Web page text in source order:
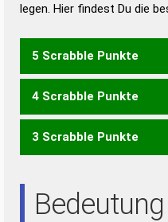
legen. Hier findest Du die
5 Scrabble Punkte
ELSE LEES LESE
4 Scrabble Punkte
LEE
3 Scrabble Punkte
Bedeutung